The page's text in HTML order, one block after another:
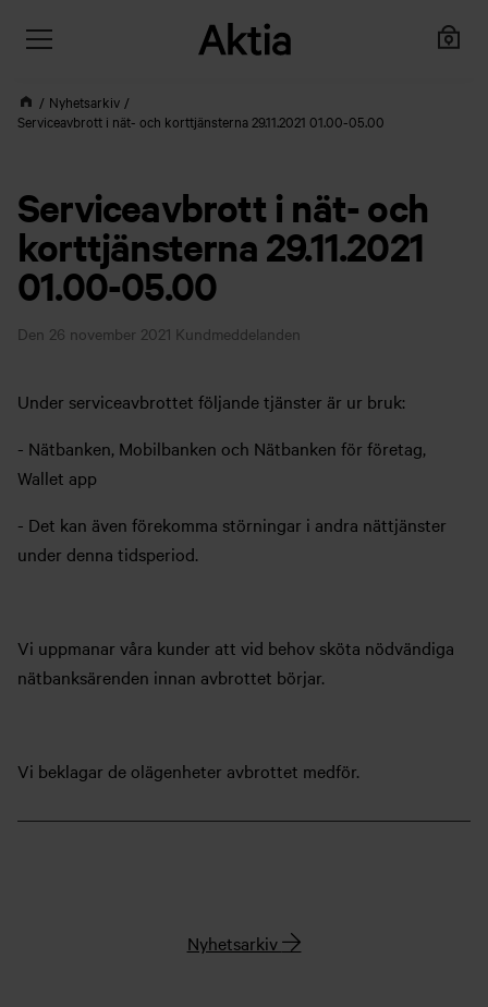
Nyhetsarkiv
Serviceavbrott i nät- och korttjänsterna 29.11.2021 01.00-05.00
Serviceavbrott i nät- och
korttjänsterna 29.11.2021
01.00-05.00
Den 26 november 2021 Kundmeddelanden
Under serviceavbrottet följande tjänster är ur bruk:
- Nätbanken, Mobilbanken och Nätbanken för företag,
Wallet app
- Det kan även förekomma störningar i andra nättjänster
under denna tidsperiod.
Vi uppmanar våra kunder att vid behov sköta nödvändiga
nätbanksärenden innan avbrottet börjar.
Vi beklagar de olägenheter avbrottet medför.
Nyhetsarkiv